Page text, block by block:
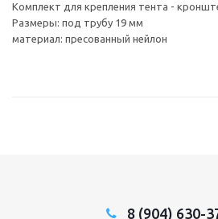
Комплект для крепления тента -
Размеры: под трубу 19 мм
материал: пресованный нейлон
8 (904) 630-